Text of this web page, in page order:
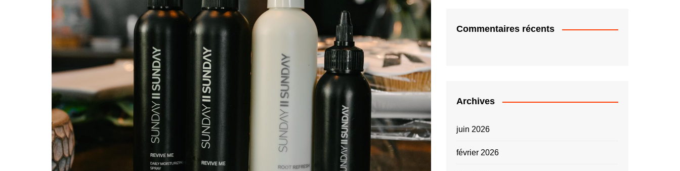
Commentaires récents
Archives
juin 2026
février 2026